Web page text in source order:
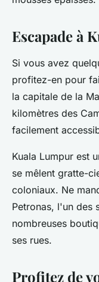
Escapade à
Si vous avez
profitez-en pour
la capitale de la
kilomètres des
facilement
Kuala Lumpur est
se mêlent gratte-
coloniaux. Ne
Petronas, l'un des
nombreuses
ses rues.
Profitez de